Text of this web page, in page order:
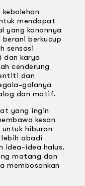
mendapat
yang kononnya
berkucup
sensasi
dan karya
cenderung
dan
galanya
dan motif.
yang ingin
kesan
untuk hiburan
abadi
idea-idea halus.
matang dan
membosankan